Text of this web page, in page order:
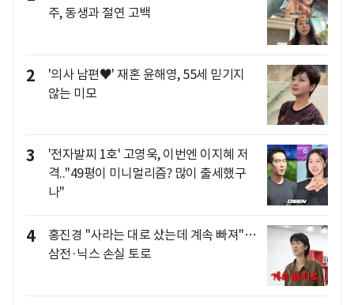
주, 동생과 절연 고백
2
'의사 남편♥' 재혼 윤해영, 55세 믿기지
않는 미모
3
'전자발찌 1호' 고영욱, 이번엔 이지혜 저
격.."49평이 미니멀리즘? 많이 출세했구
나"
4
홍진경 "사라는 대로 샀는데 계속 빠져"…
삼전·닉스 손실 토로